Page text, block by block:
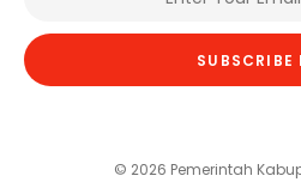
SUBSCRIBE
© 2026 Pemerintah